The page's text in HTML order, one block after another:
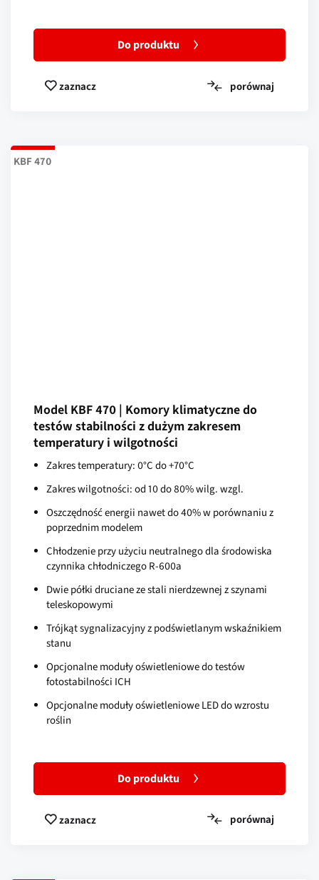
Do produktu
zaznacz porównaj
KBF 470
Model KBF 470 | Komory klimatyczne do
testów stabilności z dużym zakresem
temperatury i wilgotności
Zakres temperatury: 0°C do +70°C
Zakres wilgotności: od 10 do 80% wilg. wzgl.
Oszczędność energii nawet do 40% w porównaniu z
poprzednim modelem
Chłodzenie przy użyciu neutralnego dla środowiska
czynnika chłodniczego R-600a
Dwie półki druciane ze stali nierdzewnej z szynami
teleskopowymi
Trójkąt sygnalizacyjny z podświetlanym wskaźnikiem
stanu
Opcjonalne moduły oświetleniowe do testów
fotostabilności ICH
Opcjonalne moduły oświetleniowe LED do wzrostu
roślin
Do produktu
zaznacz porównaj